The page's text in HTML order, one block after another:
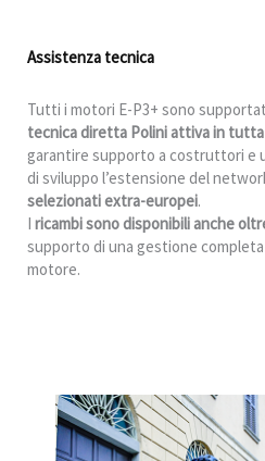
Assistenza tecnica
Tutti i motori E-P3+ sono
tecnica diretta Polini attiva in tutta
garantire supporto a costruttori e
di sviluppo l’estensione del
selezionati extra-europei.
I ricambi sono disponibili anche
supporto di una gestione
motore.